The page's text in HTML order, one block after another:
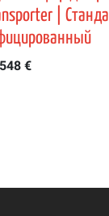
|
548 €